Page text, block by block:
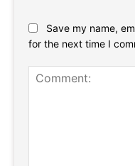
Save my name,
for the next time I